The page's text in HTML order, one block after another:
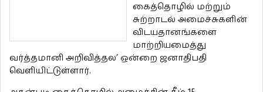
கைத்தொழில் மற்றும்
சுற்றாடல் அமைச்சுகளின்
விடயதானங்களை
மாற்றியமைத்து
வர்த்தமானி அறிவித்தல’ ஒன்றை ஜனாதிபதி
வெளியிட்டுள்ளார்.